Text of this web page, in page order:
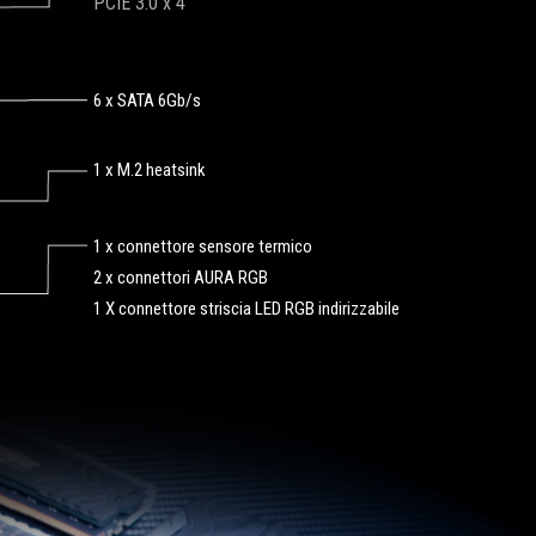
6 x SATA 6Gb/s
1 x M.2 heatsink
1 x connettore sensore termico
2 x connettori AURA RGB
1 X connettore striscia LED RGB indirizzabile